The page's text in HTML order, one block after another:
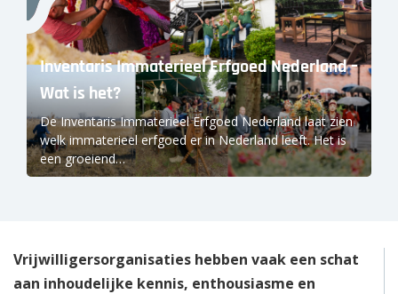
Inventaris Immaterieel Erfgoed Nederland –
Wat is het?
De Inventaris Immaterieel Erfgoed Nederland laat zien
welk immaterieel erfgoed er in Nederland leeft. Het is
een groeiend…
Vrijwilligersorganisaties hebben vaak een schat
aan inhoudelijke kennis, enthousiasme en